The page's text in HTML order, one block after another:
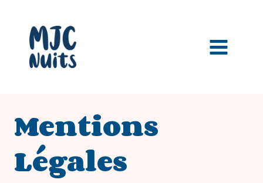
contenu
Mentions
Légales